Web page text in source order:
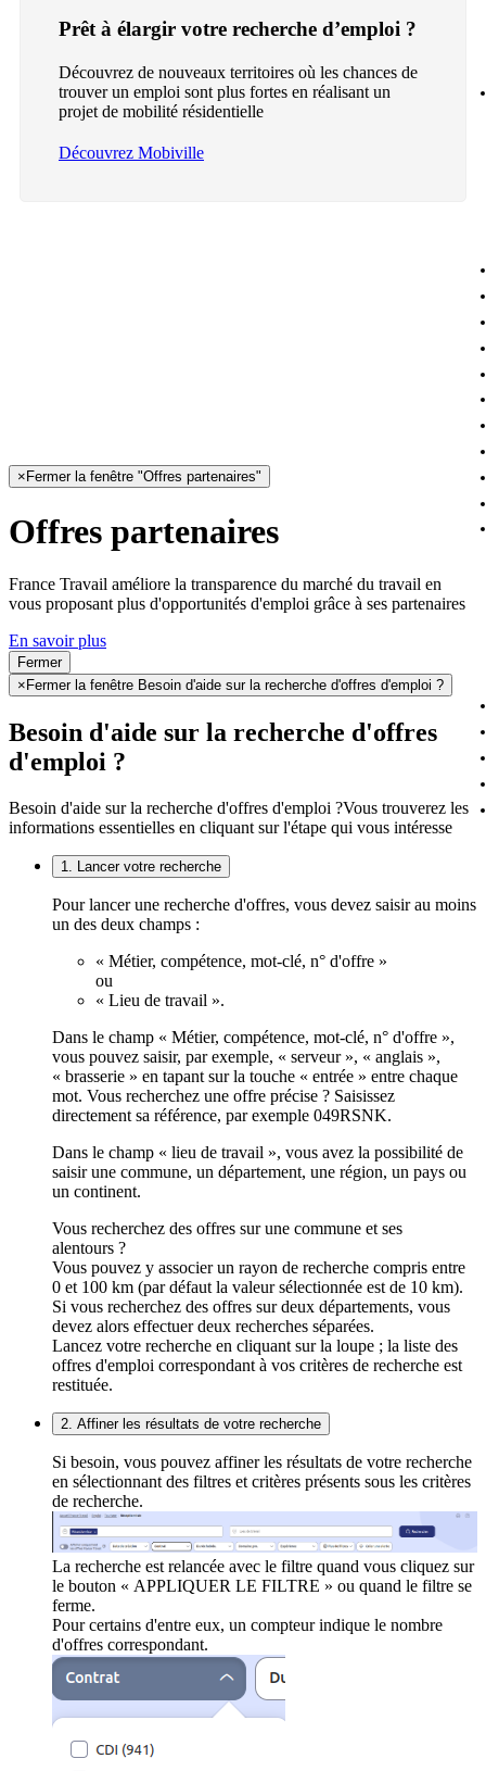
Prêt à élargir votre recherche d’emploi ?
Découvrez de nouveaux territoires où les chances de
trouver un emploi sont plus fortes en réalisant un
projet de mobilité résidentielle
Découvrez Mobiville
× Fermer la fenêtre "Offres partenaires"
Offres partenaires
France Travail améliore la transparence du marché du travail en
vous proposant plus d'opportunités d'emploi grâce à ses partenaires
En savoir plus
Fermer
× Fermer la fenêtre Besoin d'aide sur la recherche d'offres d'emploi ?
Besoin d'aide sur la recherche d'offres
d'emploi ?
Besoin d'aide sur la recherche d'offres d'emploi ?Vous trouverez les
informations essentielles en cliquant sur l'étape qui vous intéresse
1. Lancer votre recherche
Pour lancer une recherche d'offres, vous devez saisir au moins
un des deux champs :
« Métier, compétence, mot-clé, n° d'offre »
ou
« Lieu de travail ».
Dans le champ « Métier, compétence, mot-clé, n° d'offre »,
vous pouvez saisir, par exemple, « serveur », « anglais »,
« brasserie » en tapant sur la touche « entrée » entre chaque
mot. Vous recherchez une offre précise ? Saisissez
directement sa référence, par exemple 049RSNK.
Dans le champ « lieu de travail », vous avez la possibilité de
saisir une commune, un département, une région, un pays ou
un continent.
Vous recherchez des offres sur une commune et ses
alentours ?
Vous pouvez y associer un rayon de recherche compris entre
0 et 100 km (par défaut la valeur sélectionnée est de 10 km).
Si vous recherchez des offres sur deux départements, vous
devez alors effectuer deux recherches séparées.
Lancez votre recherche en cliquant sur la loupe ; la liste des
offres d'emploi correspondant à vos critères de recherche est
restituée.
2. Affiner les résultats de votre recherche
Si besoin, vous pouvez affiner les résultats de votre recherche
en sélectionnant des filtres et critères présents sous les critères
de recherche.
La recherche est relancée avec le filtre quand vous cliquez sur
le bouton « APPLIQUER LE FILTRE » ou quand le filtre se
ferme.
Pour certains d'entre eux, un compteur indique le nombre
d'offres correspondant.